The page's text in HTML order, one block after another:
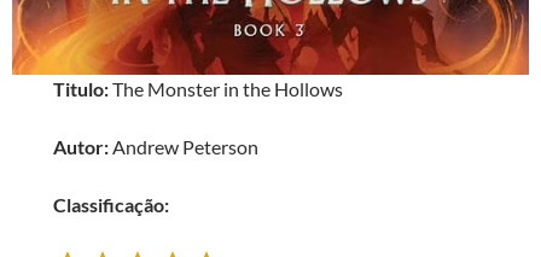
Titulo:The Monster in the Hollows
Autor:Andrew Peterson
Classificação: